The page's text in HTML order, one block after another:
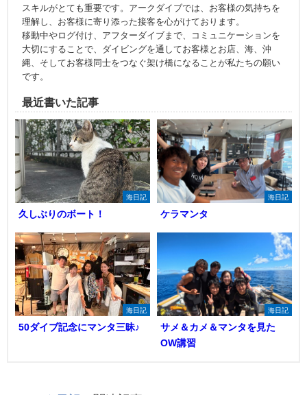
スキルがとても重要です。アークダイブでは、お客様の気持ちを
理解し、お客様に寄り添った接客を心がけております。
移動中やログ付け、アフターダイブまで、コミュニケーションを
大切にすることで、ダイビングを通してお客様とお店、海、沖
縄、そしてお客様同士をつなぐ架け橋になることが私たちの願い
です。
最近書いた記事
海日記
久しぶりのボート！
海日記
ケラマンタ
海日記
50ダイブ記念にマンタ三昧♪
海日記
サメ＆カメ＆マンタを見た
OW講習